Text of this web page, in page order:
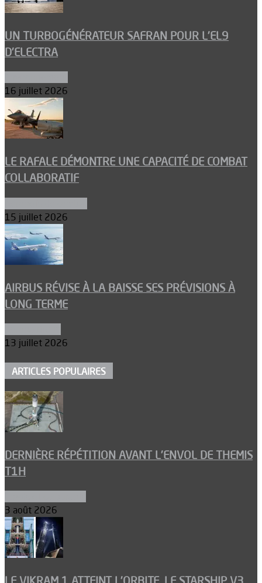
UN TURBOGÉNÉRATEUR SAFRAN POUR L’EL9
D’ELECTRA
16 juillet 2026
LE RAFALE DÉMONTRE UNE CAPACITÉ DE COMBAT
COLLABORATIF
15 juillet 2026
AIRBUS RÉVISE À LA BAISSE SES PRÉVISIONS À
LONG TERME
13 juillet 2026
ARTICLES POPULAIRES
DERNIÈRE RÉPÉTITION AVANT L’ENVOL DE THEMIS
T1H
3 août 2026